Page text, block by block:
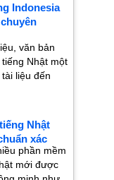
Indonesia
văn bản
Nhật một
liệu đến
Nhật
xác
phần mềm
mới được